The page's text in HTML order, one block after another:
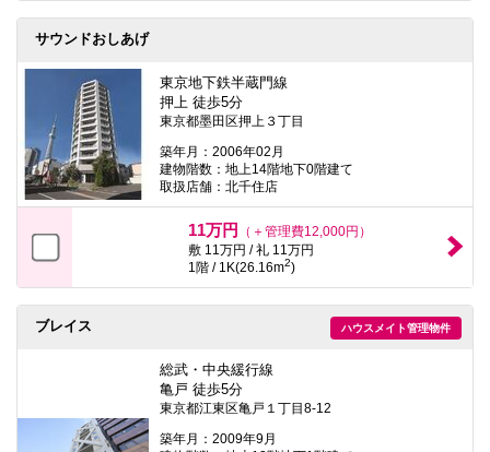
サウンドおしあげ
東京地下鉄半蔵門線
押上 徒歩5分
東京都墨田区押上３丁目
築年月：2006年02月
建物階数：地上14階地下0階建て
取扱店舗：北千住店
11万円
（＋管理費12,000円）
敷 11万円 / 礼 11万円
1階 / 1K(26.16m2)
ハウスメイト管理物件
ブレイス
総武・中央緩行線
亀戸 徒歩5分
東京都江東区亀戸１丁目8-12
築年月：2009年9月